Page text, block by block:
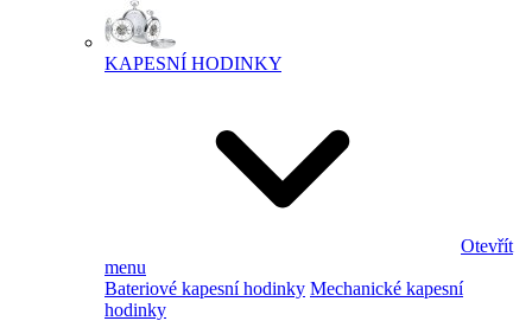
KAPESNÍ HODINKY
Otevřít
menu
Bateriové kapesní hodinky Mechanické kapesní
hodinky